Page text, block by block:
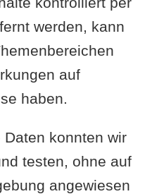
werden, kann
auf
haben.
konnten wir
testen, ohne auf
angewiesen